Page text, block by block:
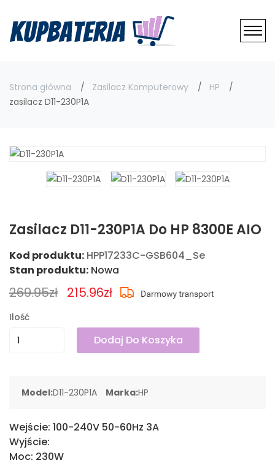
Strona główna Zasilacz Komputerowy
HP
zasilacz D11-230P1A
Zasilacz D11-230P1A Do HP 8300E AIO
Kod produktu: HPP17233C-GSB604_Se
Stan produktu: Nowa
269.95zł 215.96zł
Ilość
Dodaj Do Koszyka
Model:D11-230P1A Marka:HP
Wejście: 100-240V 50-60Hz 3A
Wyjście:
Moc: 230W